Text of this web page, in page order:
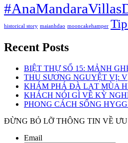
historical story maianhdao mooncakehamper
Recent Posts
BIỆT THỰ SỐ 15: MẢNH
THU SƯƠNG NGUYỆT VỊ:
KHÁM PHÁ ĐÀ LẠT MÙA
KHÁCH NÓI GÌ VỀ KỲ
PHONG CÁCH SỐNG
ĐỪNG BỎ LỠ THÔNG TIN VỀ
Email